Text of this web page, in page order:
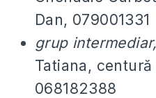
Dan, 079001331
grup intermediar,
Tatiana,
068182388